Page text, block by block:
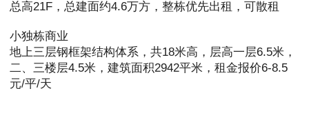
总高21F，总建面约4.6万方，整栋优先出租，可散租
小独栋商业
地上三层钢框架结构体系，共18米高，层高一层6.5米，
二、三楼层4.5米，建筑面积2942平米，租金报价6-8.5
元/平/天